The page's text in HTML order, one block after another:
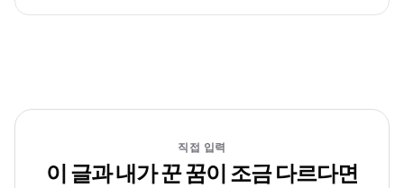
직접 입력
이 글과 내가 꾼 꿈이 조금 다르다면